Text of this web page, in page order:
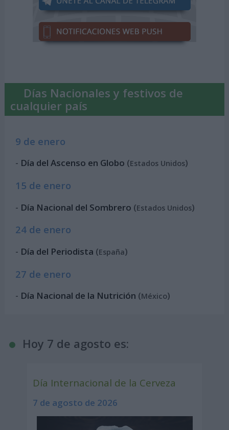
Días Nacionales y festivos de
cualquier país
9 de enero
- Día del Ascenso en Globo (Estados Unidos)
15 de enero
- Día Nacional del Sombrero (Estados Unidos)
24 de enero
- Día del Periodista (España)
27 de enero
- Día Nacional de la Nutrición (México)
Hoy 7 de agosto es:
Día Internacional de la Cerveza
7 de agosto de 2026